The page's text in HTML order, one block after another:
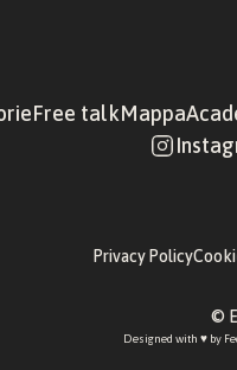
Free talkMappa
Privacy Policy
©
Designed with ♥︎ by